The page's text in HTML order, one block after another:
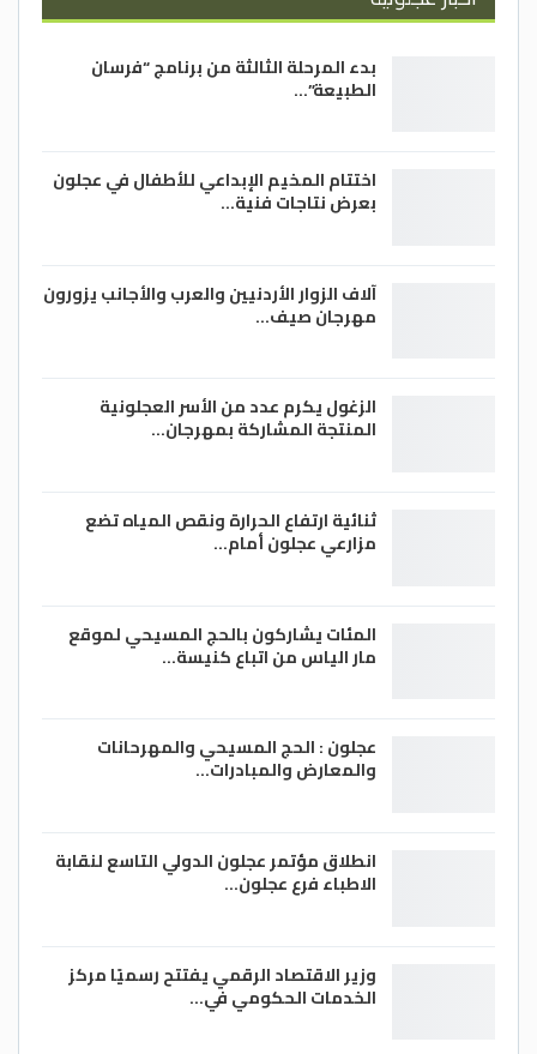
والرعاية الصحية والاقتصادية والتمكين وان
ننهض بهذا الوطن .
واختتم رئيس الوزراء تصريحه الصحفي بتقديم
لا يمكن تبريره قد وقع.
بدء المرحلة الثالثة من برنامج “فرسان
الطبيعة”…
اختتام المخيم الإبداعي للأطفال في عجلون
بعرض نتاجات فنية…
آلاف الزوار الأردنيين والعرب والأجانب يزورون
مهرجان صيف…
الزغول يكرم عدد من الأسر العجلونية
المنتجة المشاركة بمهرجان…
ثنائية ارتفاع الحرارة ونقص المياه تضع
مزارعي عجلون أمام…
المئات يشاركون بالحج المسيحي لموقع
مار الياس من اتباع كنيسة…
عجلون : الحج المسيحي والمهرحانات
والمعارض والمبادرات…
انطلاق مؤتمر عجلون الدولي التاسع لنقابة
الاطباء فرع عجلون…
وزير الاقتصاد الرقمي يفتتح رسميًا مركز
الخدمات الحكومي في…